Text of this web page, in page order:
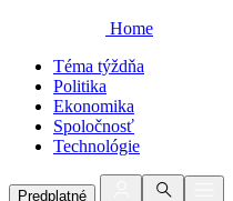
Home
Téma týždňa
Politika
Ekonomika
Spoločnosť
Technológie
Predplatné